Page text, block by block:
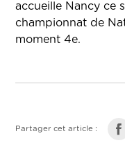
accueille Nancy ce
championnat de
moment 4e.
Partager cet article :